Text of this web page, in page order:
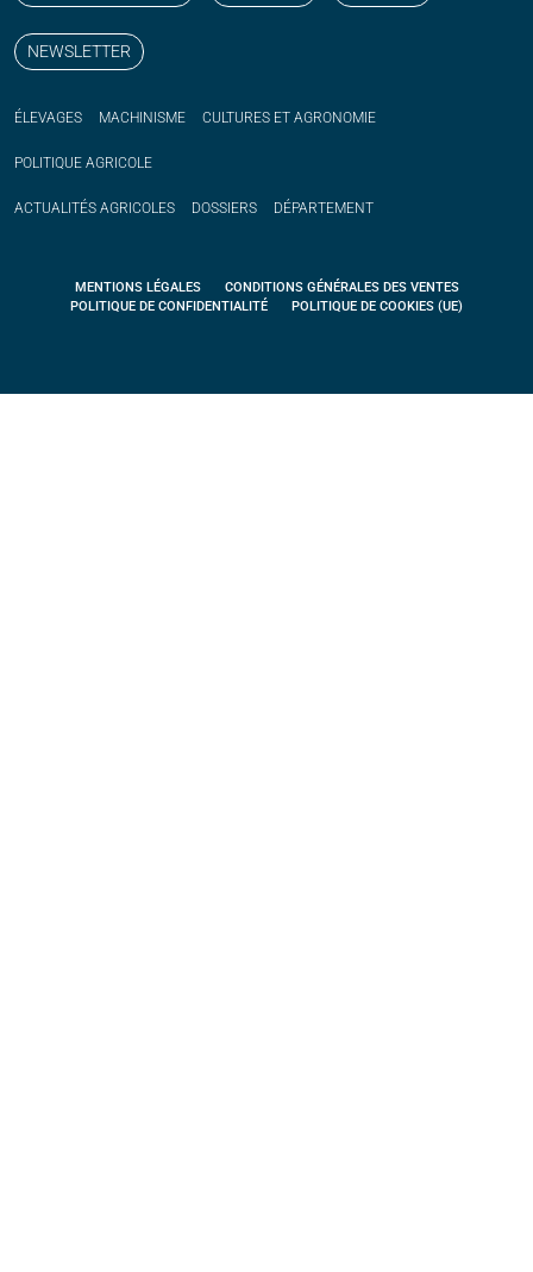
NEWSLETTER
ÉLEVAGES MACHINISME CULTURES ET AGRONOMIE
POLITIQUE AGRICOLE
ACTUALITÉS AGRICOLES DOSSIERS DÉPARTEMENT
MENTIONS LÉGALES
CONDITIONS GÉNÉRALES DES VENTES
POLITIQUE DE CONFIDENTIALITÉ
POLITIQUE DE COOKIES (UE)